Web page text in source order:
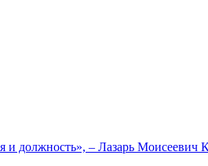
должность», – Лазарь Моисеевич